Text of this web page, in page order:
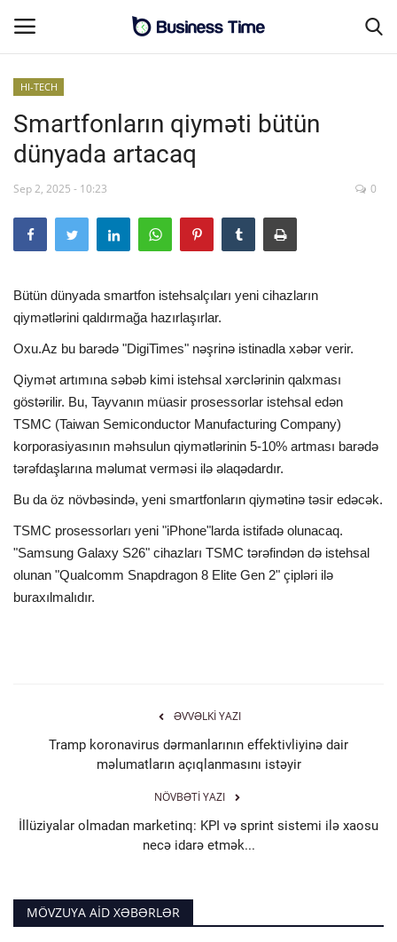
Əsas səhifə
Əlaqə
SƏNAYE-İNFRASTRUKTUR
CƏMİYYƏT
ENERGETİKA
SİYASƏT
İDMAN
FORMULA 1
DÜNYA
ANALİTİKA
HI-TECH
Smartfonların qiyməti bütün
dünyada artacaq
Sep 2, 2025 - 10:23 0
Bütün dünyada smartfon istehsalçıları yeni cihazların
qiymətlərini qaldırmağa hazırlaşırlar.
Oxu.Az bu barədə "DigiTimes" nəşrinə istinadla xəbər verir.
Qiymət artımına səbəb kimi istehsal xərclərinin qalxması
göstərilir. Bu, Tayvanın müasir prosessorlar istehsal edən
TSMC (Taiwan Semiconductor Manufacturing Company)
korporasiyasının məhsulun qiymətlərinin 5-10% artması barədə
tərəfdaşlarına məlumat verməsi ilə əlaqədardır.
Bu da öz növbəsində, yeni smartfonların qiymətinə təsir edəcək.
TSMC prosessorları yeni "iPhone"larda istifadə olunacaq.
"Samsung Galaxy S26" cihazları TSMC tərəfindən də istehsal
olunan "Qualcomm Snapdragon 8 Elite Gen 2" çipləri ilə
buraxılmalıdır.
ƏVVƏLKI YAZI
Tramp koronavirus dərmanlarının effektivliyinə dair
məlumatların açıqlanmasını istəyir
NÖVBƏTI YAZI
İllüziyalar olmadan marketinq: KPI və sprint sistemi ilə xaosu
necə idarə etmək...
MÖVZUYA AID XƏBƏRLƏR